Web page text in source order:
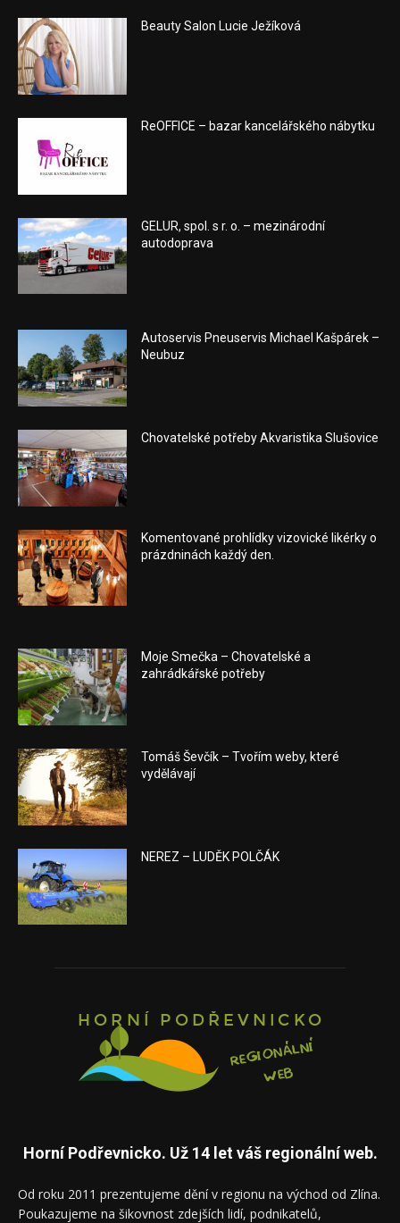
Beauty Salon Lucie Ježíková
ReOFFICE – bazar kancelářského nábytku
GELUR, spol. s r. o. – mezinárodní
autodoprava
Autoservis Pneuservis Michael Kašpárek –
Neubuz
Chovatelské potřeby Akvaristika Slušovice
Komentované prohlídky vizovické likérky o
prázdninách každý den.
Moje Smečka – Chovatelské a
zahrádkářské potřeby
Tomáš Ševčík – Tvořím weby, které
vydělávají
NEREZ – LUDĚK POLČÁK
Horní Podřevnicko. Už 14 let váš regionální web.
Od roku 2011 prezentujeme dění v regionu na východ od Zlína.
Poukazujeme na šikovnost zdejších lidí, podnikatelů,